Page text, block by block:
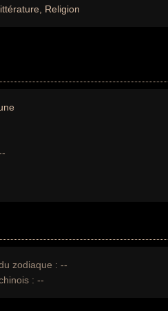
Religion
zodiaque : --
: --